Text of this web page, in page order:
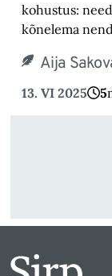
kohustus:
kõnelema
Aija
13. VI 2025 5